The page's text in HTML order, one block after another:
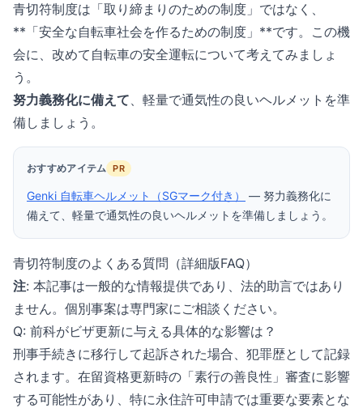
青切符制度は「取り締まりのための制度」ではなく、
**「安全な自転車社会を作るための制度」**です。この機
会に、改めて自転車の安全運転について考えてみましょ
う。
努力義務化に備えて、軽量で通気性の良いヘルメットを準
備しましょう。
おすすめアイテム PR
Genki 自転車ヘルメット（SGマーク付き） — 努力義務化に
備えて、軽量で通気性の良いヘルメットを準備しましょう。
青切符制度のよくある質問（詳細版FAQ）
注: 本記事は一般的な情報提供であり、法的助言ではあり
ません。個別事案は専門家にご相談ください。
Q: 前科がビザ更新に与える具体的な影響は？
刑事手続きに移行して起訴された場合、犯罪歴として記録
されます。在留資格更新時の「素行の善良性」審査に影響
する可能性があり、特に永住許可申請では重要な要素とな